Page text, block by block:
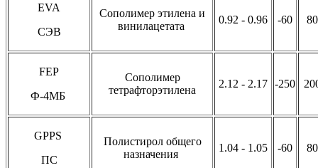
EVA
СЭВ
Сополимер этилена и
винилацетата
0.92 - 0.96 -60 80
FEP
Ф-4МБ
Cополимер
тетрафторэтилена
2.12 - 2.17 -250
GPPS
ПС
Полистирол общего
назначения
1.04 - 1.05 -60 80